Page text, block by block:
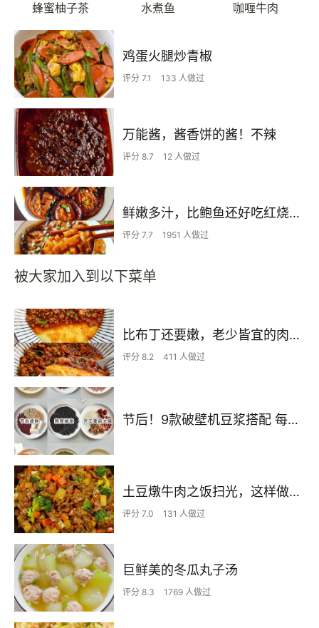
蜂蜜柚子茶 水煮鱼 咖喱牛肉
鸡蛋火腿炒青椒
评分 7.1 133 人做过
万能酱，酱香饼的酱！不辣
评分 8.7 12 人做过
鲜嫩多汁，比鲍鱼还好吃红烧香菇
评分 7.7 1951 人做过
被大家加入到以下菜单
比布丁还要嫩，老少皆宜的肉沫蒸蛋
评分 8.2 411 人做过
节后！9款破壁机豆浆搭配 每天不重样喝出好状态！
土豆燉牛肉之饭扫光，这样做也太香了吧，还没出锅已是浓香四溢了
评分 7.0 131 人做过
巨鲜美的冬瓜丸子汤
评分 8.3 1769 人做过